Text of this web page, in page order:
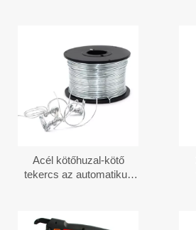
Acél kötőhuzal-kötő
tekercs az automatikus